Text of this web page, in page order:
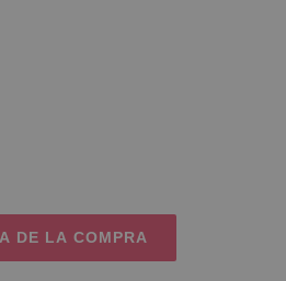
DE LA COMPRA